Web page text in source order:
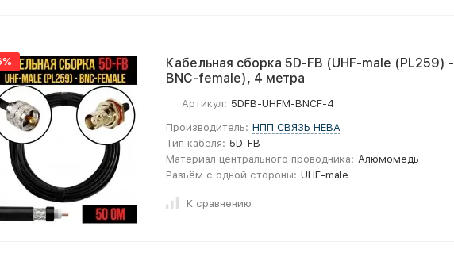
Кабельная сборка 5D-FB (UHF-male (PL259) -
BNC-female), 4 метра
Артикул: 5DFB-UHFM-BNCF-4
Производитель: НПП СВЯЗЬ НЕВА
Тип кабеля: 5D-FB
Материал центрального проводника: Алюмомедь
Разъём с одной стороны: UHF-male
К сравнению